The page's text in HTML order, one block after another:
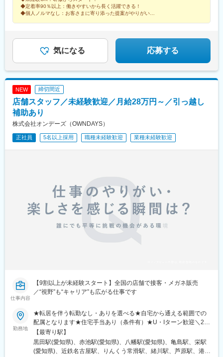
知、岐阜、三重■北陸石川、富山、新潟■関西大阪、兵庫■中国・
四国岡山、島根■九州福岡、宮崎、長崎、佐賀、熊本、大分、鹿児
宮駅(埼玉県)、浦和美園駅、南浦和駅、藤の牛島駅、小手指駅、所
沢駅、志木駅、ふかや花園駅、西川口駅、越谷レイクタウン駅、
北戸田駅、戸田公園駅、新三郷駅、朝霞駅、武蔵藤沢駅、鶴瀬
鹿児島中央駅前駅、羽後本荘駅、亀田駅、伊勢原駅、新綱島駅、
横浜駅、たまプラーザ駅、ゆめが丘駅、京急鶴見駅、鴨居駅、海
老名駅(相鉄・小田急)、大船駅、平塚駅、汐入駅、みなとみらい
駅、自動車学校前駅、野町駅、野々市駅(ＩＲいしかわ鉄道線)、宇
野気駅、森本駅、良川駅、小松駅、千葉ニュータウン中央駅、南
酒々井駅、新津田沼駅、成田駅、京成千葉駅、稲毛海岸駅、幕張
豊砂駅、南船橋駅、船橋駅、柏の葉キャンパス駅、逆井駅、南柏
駅、新浦安駅、地区センター駅、ちはら台駅、木更津駅、宇野辺
駅、りんくうタウン駅、なんば駅(南海線)、長原駅(大阪府)、高槻
駅、忍ケ丘駅、大日駅、河内天美駅、大阪難波駅、近鉄日本橋
駅、赤羽駅、自由が丘駅、学芸大学駅、立飛駅、大泉学園駅、南
砂町駅、東京テレポート駅、新橋駅、新宿三丁目駅、新宿駅(東京
メトロ)、秋葉原駅、大手町駅(東京都)、秋津駅、高幡不動駅、豊
住駅、佐野市駅、氏家駅、宇都宮大学陽東キャンパス駅、江曽島
駅、道場南口駅、飾磨駅、浦添前田駅、てだこ浦西駅、小禄駅、
古島駅、おもろまち駅、木曽川駅、栄生駅、栄町駅(愛知県)、名古
綱島駅、新高島駅、下飯田駅、馬車道駅、海老名駅(相模線)、横須
賀駅、茅ケ崎駅、溝の口駅、川崎駅、石上駅、新静岡駅、新浜松
駅、津田沼駅、千葉駅、京成船橋駅、公園駅、茨木駅、なんば駅
(地下鉄)、高槻市駅、日本橋駅(大阪府)、梅田駅(地下鉄)、西梅田
駅、長崎駅前駅、虎ノ門駅、原宿駅、神泉駅、牛込神楽坂駅、銀
◆定着率90％以上：働きやすいから長く活躍できる！
◆個人ノルマなし：お客さまに寄り添った提案がやりがいに
気になる 応募する
NEW 締切間近
店舗スタッフ／未経験歓迎／月給28万円～／引っ越し
補助あり
株式会社オンデーズ（OWNDAYS）
正社員 5名以上採用 職種未経験歓迎 業種未経験歓迎
仕事内容
【9割以上が未経験スタート】全国の店舗で接客・メガネ販売
／“視野”も“キャリア”も広がる仕事です
勤務地
★転居を伴う転勤なし・ありを選べる★自宅から通える範囲での
配属となります★住宅手当あり（条件有）★U・Iターン歓迎＼26
年下期オープン！／イオンモール伊達店（福島県）西武飯能ぺぺ
店（埼玉県） ＼積極募集中店舗／新宿東口店、有楽町マルイ店、
渋谷ロフト店 他東京都内37店舗名古屋ゲートウォーク店、イオ
【最寄り駅】
黒田駅(愛知県)、赤池駅(愛知県)、八幡駅(愛知県)、亀島駅、栄駅
(愛知県)、近鉄名古屋駅、りんくう常滑駅、緒川駅、芦原駅、港区